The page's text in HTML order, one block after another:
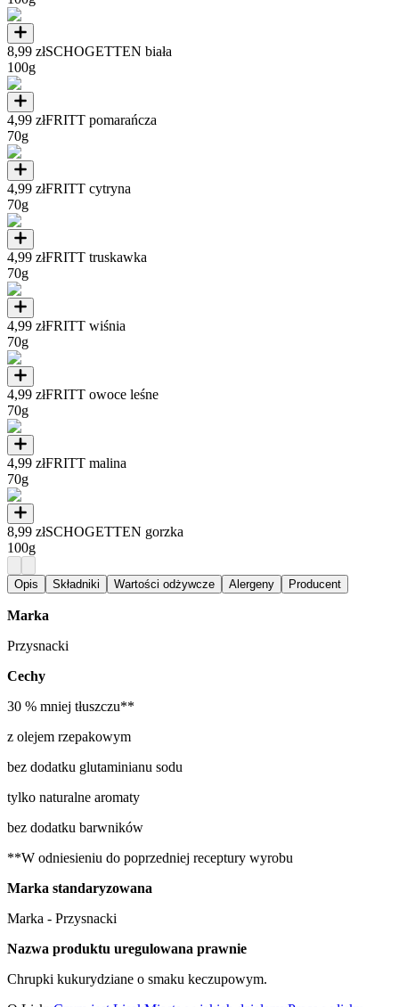
8,99 złSCHOGETTEN biała
100g
4,99 złFRITT pomarańcza
70g
4,99 złFRITT cytryna
70g
4,99 złFRITT truskawka
70g
4,99 złFRITT wiśnia
70g
4,99 złFRITT owoce leśne
70g
4,99 złFRITT malina
70g
8,99 złSCHOGETTEN gorzka
100g
Opis Składniki Wartości odżywcze Alergeny Producent
Marka
Przysnacki
Cechy
30 % mniej tłuszczu**
z olejem rzepakowym
bez dodatku glutaminianu sodu
tylko naturalne aromaty
bez dodatku barwników
**W odniesieniu do poprzedniej receptury wyrobu
Marka standaryzowana
Marka - Przysnacki
Nazwa produktu uregulowana prawnie
Chrupki kukurydziane o smaku keczupowym.